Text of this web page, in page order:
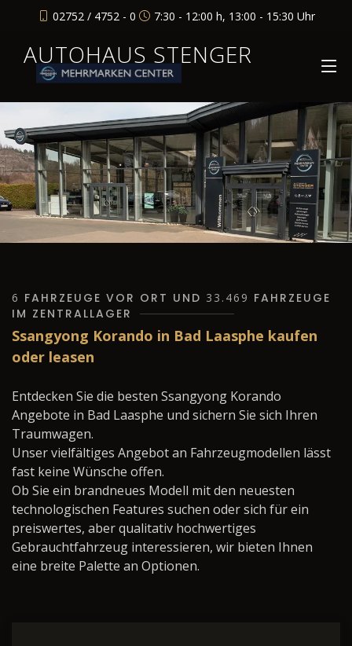
02752 / 4752 - 0 7:30 - 12:00 h, 13:00 - 15:30 Uhr
AUTOHAUS STENGER
6 FAHRZEUGE VOR ORT UND 33.469 FAHRZEUGE
IM ZENTRALLAGER
Ssangyong Korando in Bad Laasphe kaufen
oder leasen
Entdecken Sie die besten Ssangyong Korando
Angebote in Bad Laasphe und sichern Sie sich Ihren
Traumwagen.
Unser vielfältiges Angebot an Fahrzeugmodellen lässt
fast keine Wünsche offen.
Ob Sie ein brandneues Modell mit den neuesten
technologischen Features suchen oder sich für ein
preiswertes, aber qualitativ hochwertiges
Gebrauchtfahrzeug interessieren, wir bieten Ihnen
eine breite Palette an Optionen.